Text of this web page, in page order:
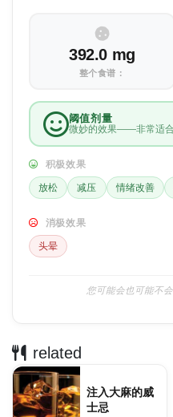
392.0 mg
整个食谱：
阈值剂量
微妙的效果——非常适
积极效果
放松 减压 情绪改善
消极效果
头晕
您可能会也可能不
related
注入大麻的威
士忌